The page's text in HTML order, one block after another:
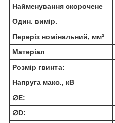
Найменування скорочене
Один. вимір.
Переріз номінальний, мм²
Матеріал
Розмір гвинта:
Напруга макс., кВ
∅E:
∅D: